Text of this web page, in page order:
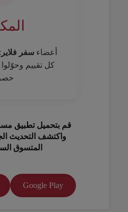
أعضاءسفر فلاير
كل تقييم وحوّلوا
قم بتحميل تطبيق
واكتشف التحديث
المتسوق
Google Play